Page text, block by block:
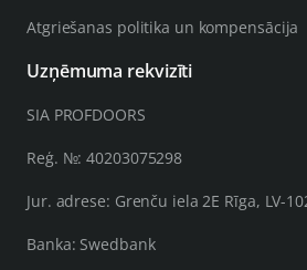
Atgriešanas politika un kompensācija
Uzņēmuma rekvizīti
SIA PROFDOORS
Reģ. №: 40203075298
Jur. adrese: Grenču iela 2E Rīga, LV-
Banka: Swedbank